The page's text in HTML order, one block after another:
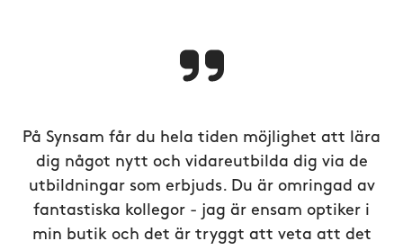
På Synsam får du hela tiden möjlighet att lära
dig något nytt och vidareutbilda dig via de
utbildningar som erbjuds. Du är omringad av
fantastiska kollegor - jag är ensam optiker i
min butik och det är tryggt att veta att det